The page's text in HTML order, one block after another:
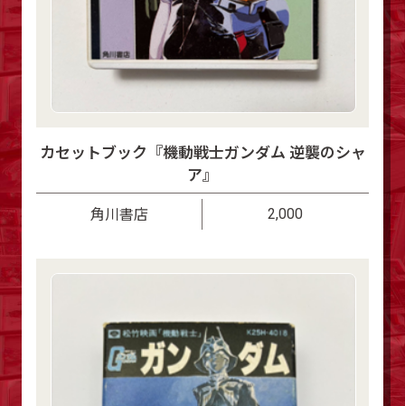
カセットブック『機動戦士ガンダム 逆襲のシャ
ア』
角川書店 2,000